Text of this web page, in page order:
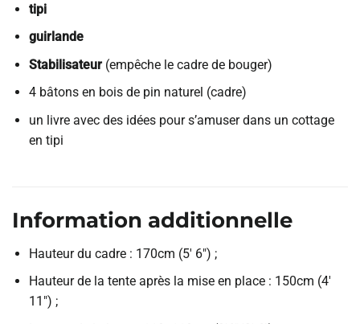
tipi
guirlande
Stabilisateur(empêche le cadre de bouger)
4 bâtons en bois de pin naturel (cadre)
un livre avec des idées pour s’amuser dans un cottage
en tipi
Information additionnelle
Hauteur du cadre : 170cm (5′ 6″) ;
Hauteur de la tente après la mise en place : 150cm (4′
11″) ;